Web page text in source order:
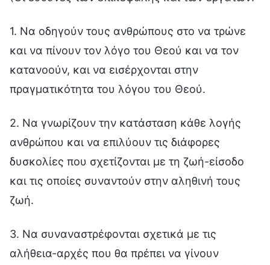
1. Να οδηγούν τους ανθρώπους στο να τρώνε
και να πίνουν τον λόγο του Θεού και να τον
κατανοούν, και να εισέρχονται στην
πραγματικότητα του λόγου του Θεού.
2. Να γνωρίζουν την κατάσταση κάθε λογής
ανθρώπου και να επιλύουν τις διάφορες
δυσκολίες που σχετίζονται με τη ζωή-είσοδο
και τις οποίες συναντούν στην αληθινή τους
ζωή.
3. Να συναναστρέφονται σχετικά με τις
αλήθεια-αρχές που θα πρέπει να γίνουν